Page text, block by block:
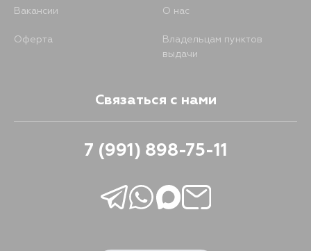
Вакансии О нас
Оферта
Владельцам пунктов
выдачи
Связаться с нами
7 (991) 898-75-11